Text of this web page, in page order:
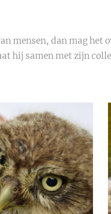
mensen, dan mag het
hij samen met zijn